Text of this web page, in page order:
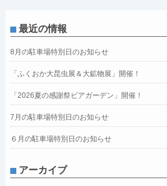
最近の情報
8月の駐車場特別日のお知らせ
「ふくおか大昆虫展＆大鉱物展」開催！
「2026夏の感謝祭ビアガーデン」開催！
7月の駐車場特別日のお知らせ
６月の駐車場特別日のお知らせ
アーカイブ